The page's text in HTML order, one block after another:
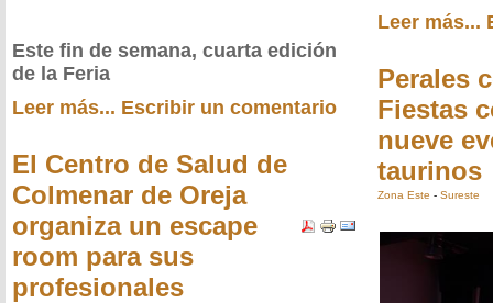
Este fin de semana, cuarta edición
de la Feria
Leer más... Escribir un comentario
El Centro de Salud de
Colmenar de Oreja
organiza un escape
room para sus
profesionales
Leer más...
Perales
Fiestas
nueve
taurinos
Zona Este - Sureste